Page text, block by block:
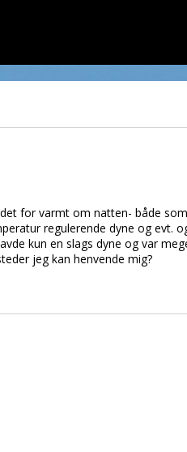
for varmt om natten- både
regulerende dyne og evt.
kun en slags dyne og var
jeg kan henvende mig?